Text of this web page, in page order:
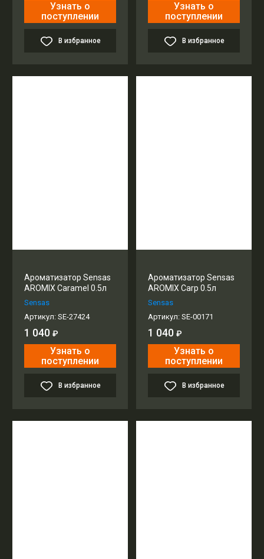
Узнать о
поступлении
В избранное
Узнать о
поступлении
В избранное
Ароматизатор Sensas
AROMIX Caramel 0.5л
Sensas
Артикул: SE-27424
1 040 ₽
Узнать о
поступлении
В избранное
Ароматизатор Sensas
AROMIX Carp 0.5л
Sensas
Артикул: SE-00171
1 040 ₽
Узнать о
поступлении
В избранное